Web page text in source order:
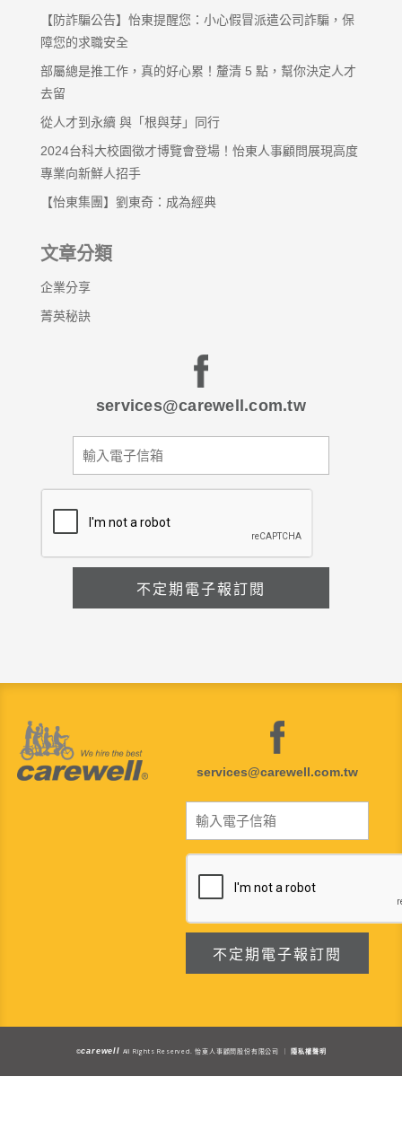
【防詐騙公告】怡東提醒您：小心假冒派遣公司詐騙，保
障您的求職安全
部屬總是推工作，真的好心累！釐清 5 點，幫你決定人才
去留
從人才到永續 與「根與芽」同行
2024台科大校園徵才博覽會登場！怡東人事顧問展現高度
專業向新鮮人招手
【怡東集團】劉東奇：成為經典
文章分類
企業分享
菁英秘訣
services@carewell.com.tw
services@carewell.com.tw
©carewell All Rights Reserved.怡東人事顧問股份有限公司 ｜ 隱私權聲明